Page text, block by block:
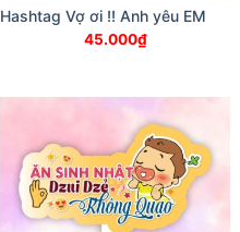
Hashtag Vợ ơi !! Anh yêu EM
45.000₫